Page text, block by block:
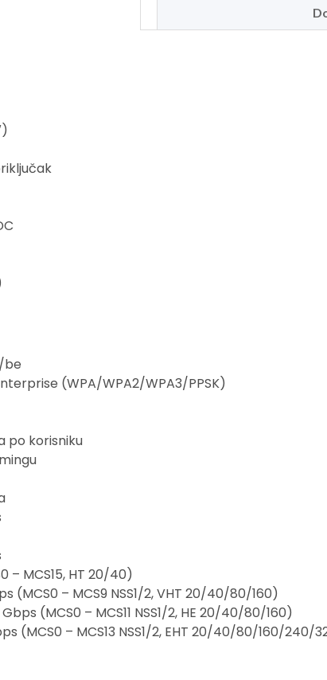
be
(WPA/WPA2/WPA3/PPSK)
po korisniku
– MCS15, HT 20/40)
(MCS0 – MCS9 NSS1/2, VHT 20/40/80/160)
(MCS0 – MCS11 NSS1/2, HE 20/40/80/160)
(MCS0 – MCS13 NSS1/2, EHT 20/40/80/160/240/